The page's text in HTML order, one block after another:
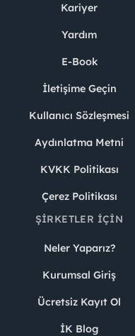
Kariyer
Yardım
E-Book
İletişime Geçin
Kullanıcı Sözleşmesi
Aydınlatma Metni
KVKK Politikası
Çerez Politikası
ŞIRKETLER İÇIN
Neler Yaparız?
Kurumsal Giriş
Ücretsiz Kayıt Ol
İK Blog